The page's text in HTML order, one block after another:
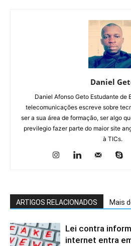
Daniel
Daniel Afonso Geto Estudante de
telecomunicações escreve sobre
ser a sua área de formação, ser algo
previlegio fazer parte do maior site
à TICs.
ARTIGOS RELACIONADOS Mais
Lei contra
internet entra